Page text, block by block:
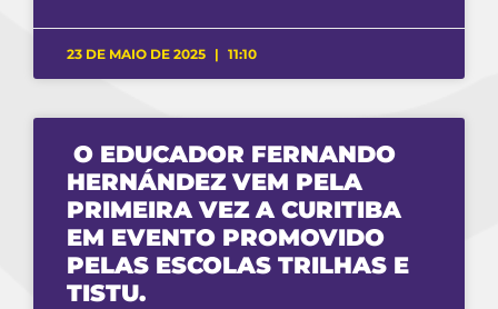
23 DE MAIO DE 2025 11:10
O EDUCADOR FERNANDO
HERNÁNDEZ VEM PELA
PRIMEIRA VEZ A CURITIBA
EM EVENTO PROMOVIDO
PELAS ESCOLAS TRILHAS E
TISTU.